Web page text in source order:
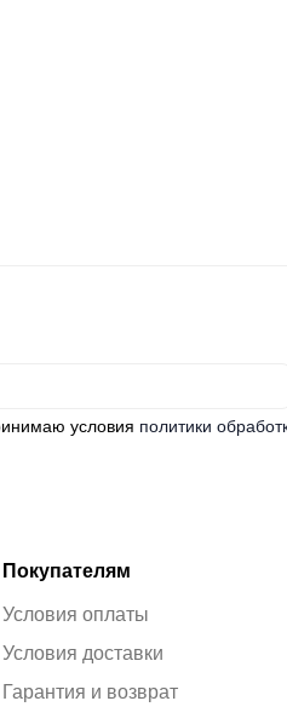
условия политики
Покупателям
Условия оплаты
Условия доставки
Гарантия и возврат